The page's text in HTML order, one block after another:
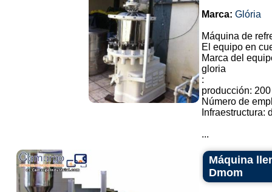
Marca: Glória
Máquina de
El equipo en
Marca del
gloria
:
producción:
Número de
Infraestructura:
...
Máquina
Dmom